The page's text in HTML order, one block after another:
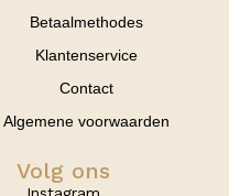
Betaalmethodes
Klantenservice
Contact
Algemene voorwaarden
Volg ons